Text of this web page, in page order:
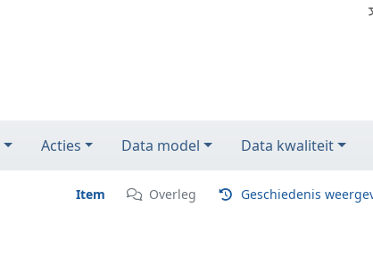
Acties Data model Data kwaliteit
Item Overleg Geschiedenis